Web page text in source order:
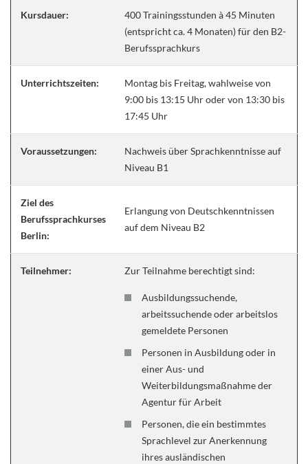
Kursdauer:
400 Trainingsstunden à 45 Minuten
(entspricht ca. 4 Monaten) für den B2-
Berufssprachkurs
Unterrichtszeiten:
Montag bis Freitag, wahlweise von
9:00 bis 13:15 Uhr oder von 13:30 bis
17:45 Uhr
Voraussetzungen:
Nachweis über Sprachkenntnisse auf
Niveau B1
Ziel des
Berufssprachkurses
Berlin:
Erlangung von Deutschkenntnissen
auf dem Niveau B2
Teilnehmer: Zur Teilnahme berechtigt sind:
Ausbildungssuchende,
arbeitssuchende oder arbeitslos
gemeldete Personen
Personen in Ausbildung oder in
einer Aus- und
Weiterbildungsmaßnahme der
Agentur für Arbeit
Personen, die ein bestimmtes
Sprachlevel zur Anerkennung
ihres ausländischen